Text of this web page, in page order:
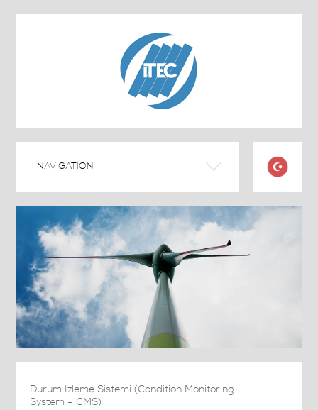
Durum İzleme Sistemi (Condition Monitoring
System = CMS)